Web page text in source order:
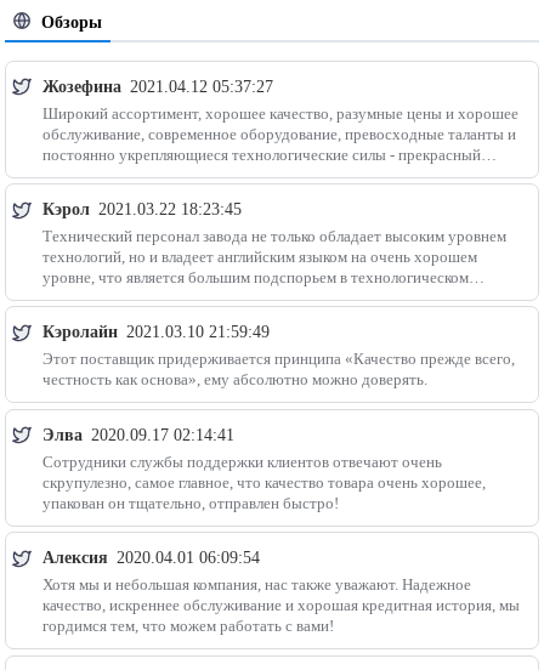
Обзоры
Жозефина 2021.04.12 05:37:27
Широкий ассортимент, хорошее качество, разумные цены и хорошее
обслуживание, современное оборудование, превосходные таланты и
постоянно укрепляющиеся технологические силы - прекрасный
деловой партнер.
Кэрол 2021.03.22 18:23:45
Технический персонал завода не только обладает высоким уровнем
технологий, но и владеет английским языком на очень хорошем
уровне, что является большим подспорьем в технологическом
общении.
Кэролайн 2021.03.10 21:59:49
Этот поставщик придерживается принципа «Качество прежде всего,
честность как основа», ему абсолютно можно доверять.
Элва 2020.09.17 02:14:41
Сотрудники службы поддержки клиентов отвечают очень
скрупулезно, самое главное, что качество товара очень хорошее,
упакован он тщательно, отправлен быстро!
Алексия 2020.04.01 06:09:54
Хотя мы и небольшая компания, нас также уважают. Надежное
качество, искреннее обслуживание и хорошая кредитная история, мы
гордимся тем, что можем работать с вами!